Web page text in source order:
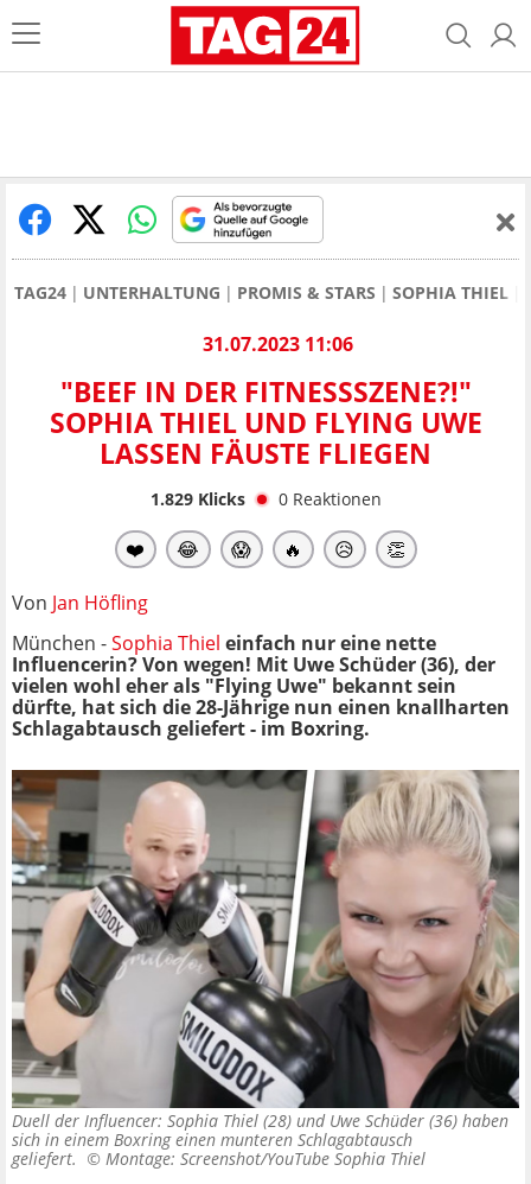
TAG24 UNTERHALTUNG PROMIS & STARS SOPHIA THIEL
31.07.2023 11:06
"BEEF IN DER FITNESSSZENE?!"
SOPHIA THIEL UND FLYING UWE
LASSEN FÄUSTE FLIEGEN
1.829Klicks 0 Reaktionen
❤️ 😂 😱 🔥 😥 👏
Von Jan Höfling
München -Sophia Thiel einfach nur eine nette
Influencerin? Von wegen! Mit Uwe Schüder (36), der
vielen wohl eher als "Flying Uwe" bekannt sein
dürfte, hat sich die 28-Jährige nun einen knallharten
Schlagabtausch geliefert - im Boxring.
Duell der Influencer: Sophia Thiel (28) und Uwe Schüder (36) haben
sich in einem Boxring einen munteren Schlagabtausch
geliefert. © Montage: Screenshot/YouTube Sophia Thiel